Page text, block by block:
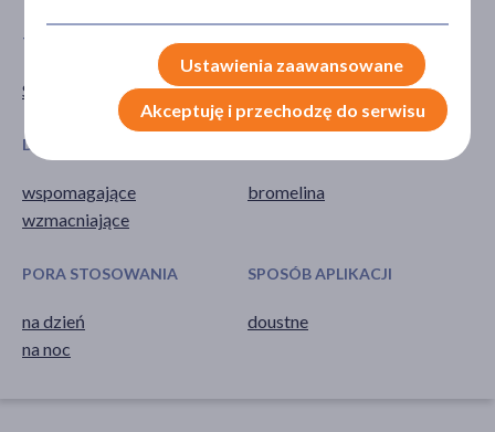
TYP PRODUKTU
Suplement diety
POSTAĆ
kapsułki
DZIAŁANIE/WŁAŚCIWOŚCI
wspomagające
wzmacniające
bromelina
PORA STOSOWANIA
na dzień
na noc
SPOSÓB APLIKACJI
doustne
Ustawienia zaawansowane
Akceptuję i przechodzę do serwisu